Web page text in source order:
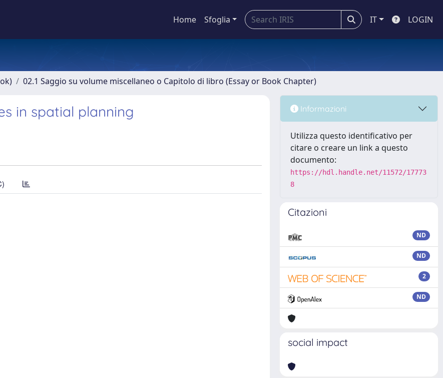
Home Sfoglia IT LOGIN
02.1 Saggio su volume miscellaneo o Capitolo di libro (Essay or Book Chapter)
in spatial planning Informazioni
Utilizza questo identificativo per
citare o creare un link a questo
documento:
https://hdl.handle.net/11572/17773
8
Citazioni
ND
ND
2
ND
social impact